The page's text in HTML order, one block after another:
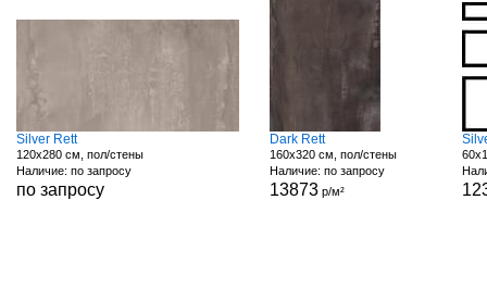
Silver Rett
120x280 см, пол/стены
Наличие: по запросу
по запросу
Dark Rett
160x320 см, пол/стены
Наличие: по запросу
13873р/м²